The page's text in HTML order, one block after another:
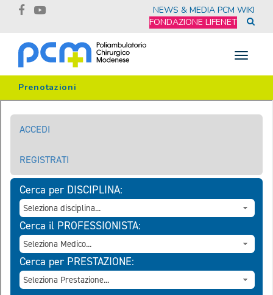
NEWS & MEDIA PCM WIKI
FONDAZIONE LIFENET
Toggle
Prenotazioni